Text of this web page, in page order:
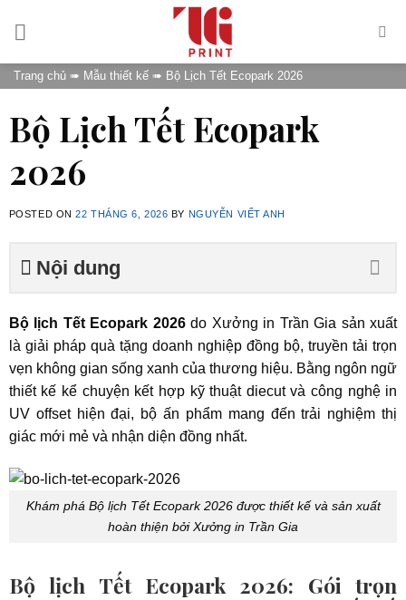
Trang chủ ➠ Mẫu thiết kế ➠ Bộ Lịch Tết Ecopark 2026
Bộ Lịch Tết Ecopark
2026
POSTED ON22 THÁNG 6, 2026 BY NGUYỄN VIẾT ANH
Nội dung
Bộ lịch Tết Ecopark 2026do Xưởng in Trần Gia sản xuất
là giải pháp quà tặng doanh nghiệp đồng bộ, truyền tải trọn
vẹn không gian sống xanh của thương hiệu. Bằng ngôn ngữ
thiết kế kể chuyện kết hợp kỹ thuật diecut và công nghệ in
UV offset hiện đại, bộ ấn phẩm mang đến trải nghiệm thị
giác mới mẻ và nhận diện đồng nhất.
Khám phá Bộ lịch Tết Ecopark 2026 được thiết kế và sản xuất
hoàn thiện bởi Xưởng in Trần Gia
Bộ lịch Tết Ecopark 2026: Gói trọn